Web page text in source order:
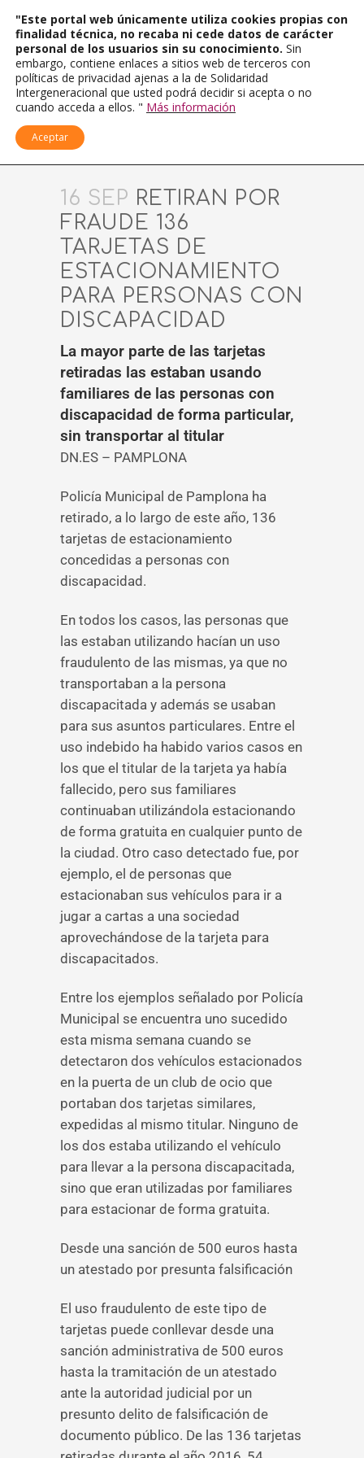
16 SEP RETIRAN POR
FRAUDE 136
TARJETAS DE
ESTACIONAMIENTO
PARA PERSONAS CON
DISCAPACIDAD
La mayor parte de las tarjetas
retiradas las estaban usando
familiares de las personas con
discapacidad de forma particular,
sin transportar al titular
DN.ES – PAMPLONA
Policía Municipal de Pamplona ha
retirado, a lo largo de este año, 136
tarjetas de estacionamiento
concedidas a personas con
discapacidad.
En todos los casos, las personas que
las estaban utilizando hacían un uso
fraudulento de las mismas, ya que no
transportaban a la persona
discapacitada y además se usaban
para sus asuntos particulares. Entre el
uso indebido ha habido varios casos en
los que el titular de la tarjeta ya había
fallecido, pero sus familiares
continuaban utilizándola estacionando
de forma gratuita en cualquier punto de
la ciudad. Otro caso detectado fue, por
ejemplo, el de personas que
estacionaban sus vehículos para ir a
jugar a cartas a una sociedad
aprovechándose de la tarjeta para
discapacitados.
Entre los ejemplos señalado por Policía
Municipal se encuentra uno sucedido
esta misma semana cuando se
detectaron dos vehículos estacionados
en la puerta de un club de ocio que
portaban dos tarjetas similares,
expedidas al mismo titular. Ninguno de
los dos estaba utilizando el vehículo
para llevar a la persona discapacitada,
sino que eran utilizadas por familiares
para estacionar de forma gratuita.
Desde una sanción de 500 euros hasta
un atestado por presunta falsificación
El uso fraudulento de este tipo de
tarjetas puede conllevar desde una
sanción administrativa de 500 euros
hasta la tramitación de un atestado
ante la autoridad judicial por un
presunto delito de falsificación de
documento público. De las 136 tarjetas
"Este portal web únicamente utiliza cookies propias con
finalidad técnica, no recaba ni cede datos de carácter
personal de los usuarios sin su conocimiento. Sin
embargo, contiene enlaces a sitios web de terceros con
políticas de privacidad ajenas a la de Solidaridad
Intergeneracional que usted podrá decidir si acepta o no
cuando acceda a ellos. " Más información
Aceptar